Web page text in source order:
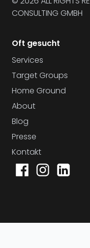
CONSULTING GMBH
Oft gesucht
Services
Target Groups
Home Ground
About
Blog
Presse
Kontakt